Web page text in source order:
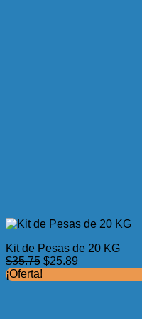
Kit de Pesas de 20 KG
$35.75 El
$25.89
¡Oferta!